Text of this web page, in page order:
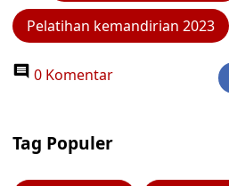
Pelatihan kemandirian 2023
0 Komentar
Tag Populer